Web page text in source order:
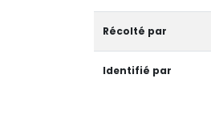
Récolté par
Identifié par